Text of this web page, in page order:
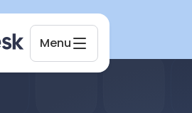
Menu